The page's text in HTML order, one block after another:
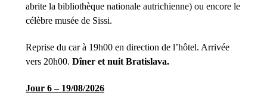
abrite la bibliothèque nationale autrichienne) ou encore le
célèbre musée de Sissi.
Reprise du car à 19h00 en direction de l’hôtel. Arrivée
vers 20h00. Dîner et nuit Bratislava.
Jour 6 – 19/08/2026